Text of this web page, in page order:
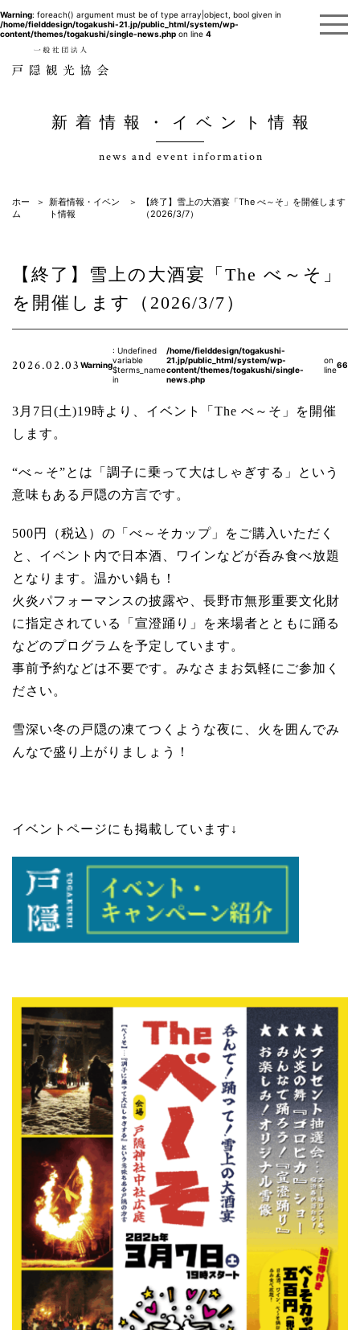
Warning: foreach() argument must be of type array|object, bool given in
/home/fielddesign/togakushi-21.jp/public_html/system/wp-
content/themes/togakushi/single-news.php on line 4
新着情報・イベント情報
news and event information
ホー
ム
新着情報・イベン
ト情報
【終了】雪上の大酒宴「The べ～そ」を開催します
（2026/3/7）
【終了】雪上の大酒宴「The べ～そ」
を開催します（2026/3/7）
2026.02.03 Warning
: Undefined
variable
$terms_name
in
/home/fielddesign/togakushi-
21.jp/public_html/system/wp-
content/themes/togakushi/single-
news.php
on
line66
3月7日(土)19時より、イベント「The べ～そ」を開催
します。
“べ～そ”とは「調子に乗って大はしゃぎする」という
意味もある戸隠の方言です。
500円（税込）の「べ～そカップ」をご購入いただく
と、イベント内で日本酒、ワインなどが呑み食べ放題
となります。温かい鍋も！
火炎パフォーマンスの披露や、長野市無形重要文化財
に指定されている「宣澄踊り」を来場者とともに踊る
などのプログラムを予定しています。
事前予約などは不要です。みなさまお気軽にご参加く
ださい。
雪深い冬の戸隠の凍てつくような夜に、火を囲んでみ
んなで盛り上がりましょう！
イベントページにも掲載しています↓